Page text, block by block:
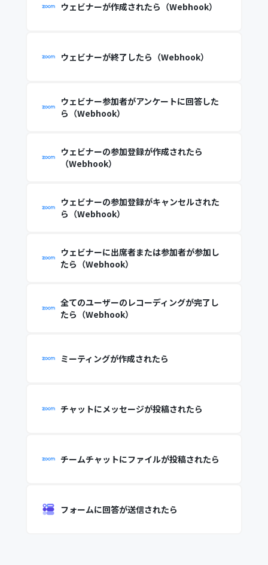
ウェビナーが作成されたら（Webhook）
ウェビナーが終了したら（Webhook）
ウェビナー参加者がアンケートに回答した
ら（Webhook）
ウェビナーの参加登録が作成されたら
（Webhook）
ウェビナーの参加登録がキャンセルされた
ら（Webhook）
ウェビナーに出席者または参加者が参加し
たら（Webhook）
全てのユーザーのレコーディングが完了し
たら（Webhook）
ミーティングが作成されたら
チャットにメッセージが投稿されたら
チームチャットにファイルが投稿されたら
フォームに回答が送信されたら